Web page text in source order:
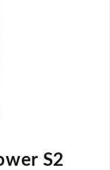
S2